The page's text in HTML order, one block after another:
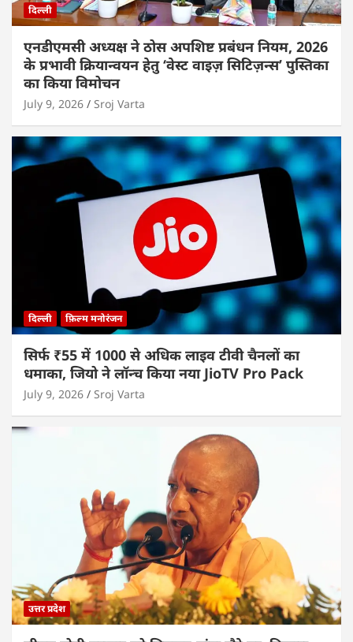
दिल्ली
एनडीएमसी अध्यक्ष ने ठोस अपशिष्ट प्रबंधन नियम, 2026
के प्रभावी क्रियान्वयन हेतु ‘वेस्ट वाइज़ सिटिज़न्स’ पुस्तिका
का किया विमोचन
July 9, 2026 Sroj Varta
दिल्ली फ़िल्म मनोरंजन
सिर्फ ₹55 में 1000 से अधिक लाइव टीवी चैनलों का
धमाका, जियो ने लॉन्च किया नया JioTV Pro Pack
July 9, 2026 Sroj Varta
उत्तर प्रदेश